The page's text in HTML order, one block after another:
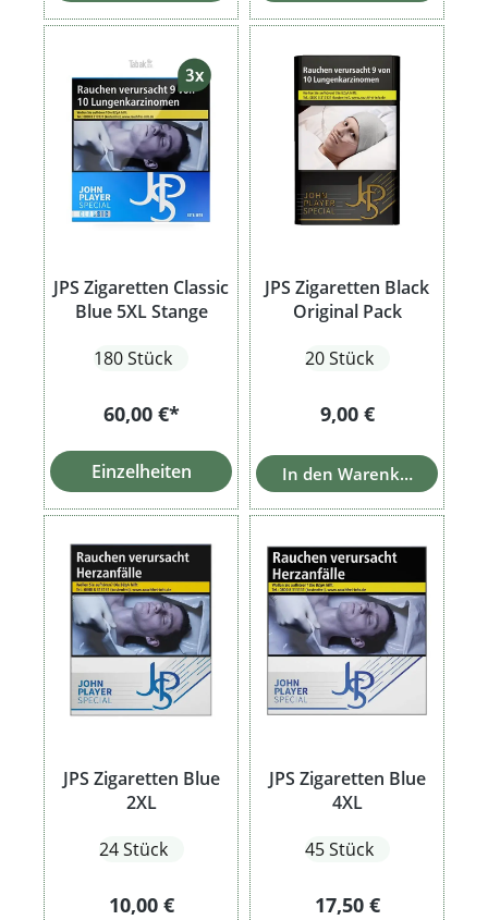
JPS Zigaretten Classic
Blue 5XL Stange
180 Stück
60,00 €*
Einzelheiten
JPS Zigaretten Black
Original Pack
20 Stück
Regulärer Preis:
9,00 €
In den Warenkorb
JPS Zigaretten Blue
2XL
24 Stück
Regulärer Preis:
10,00 €
JPS Zigaretten Blue
4XL
45 Stück
Regulärer Preis:
17,50 €